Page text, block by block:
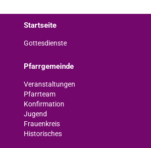
Startseite
Gottesdienste
Pfarrgemeinde
Veranstaltungen
Pfarrteam
Konfirmation
Jugend
Frauenkreis
Historisches